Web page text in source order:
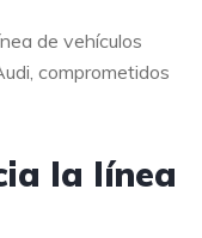
de vehículos
comprometidos
la línea